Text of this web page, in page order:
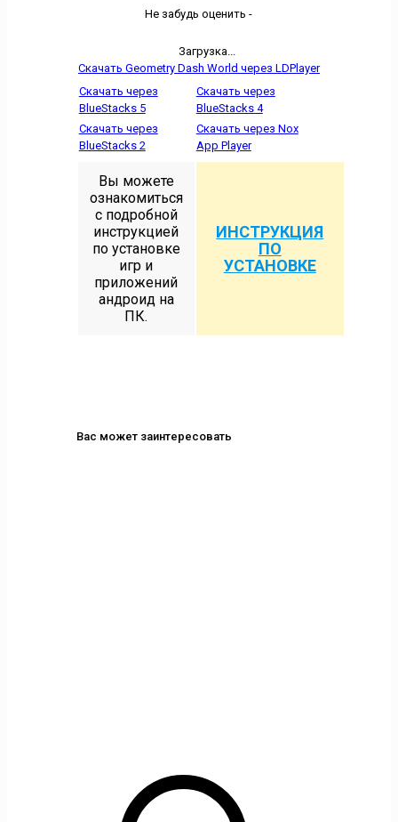
Не забудь оценить -
Загрузка...
Скачать Geometry Dash World через LDPlayer
Скачать через
BlueStacks 5
Скачать через
BlueStacks 4
Скачать через
BlueStacks 2
Скачать через Nox
App Player
Вы можете
ознакомиться
с подробной
инструкцией
по установке
игр и
приложений
андроид на
ПК.
ИНСТРУКЦИЯ
ПО
УСТАНОВКЕ
Вас может заинтересовать